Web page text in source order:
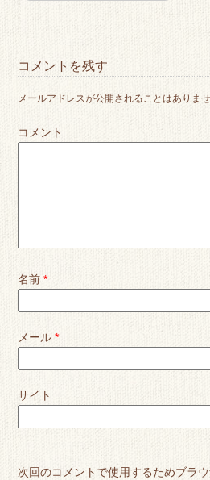
コメントを残す
メールアドレスが公開されることはありませ
コメント
名前 *
メール *
サイト
次回のコメントで使用するためブラ